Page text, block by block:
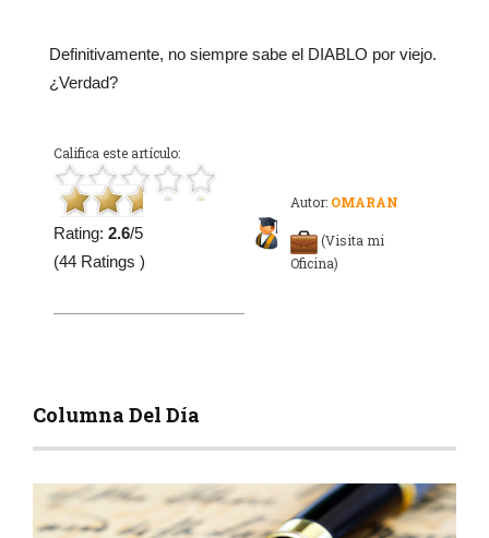
Definitivamente, no siempre sabe el DIABLO por viejo.
¿Verdad?
Califica este artículo:
Rating: 2.6/5
(44 Ratings )
Autor: OMARAN
(Visita mi
Oficina)
Columna Del Día